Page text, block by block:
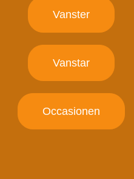
Vanster
Vanstar
Occasionen